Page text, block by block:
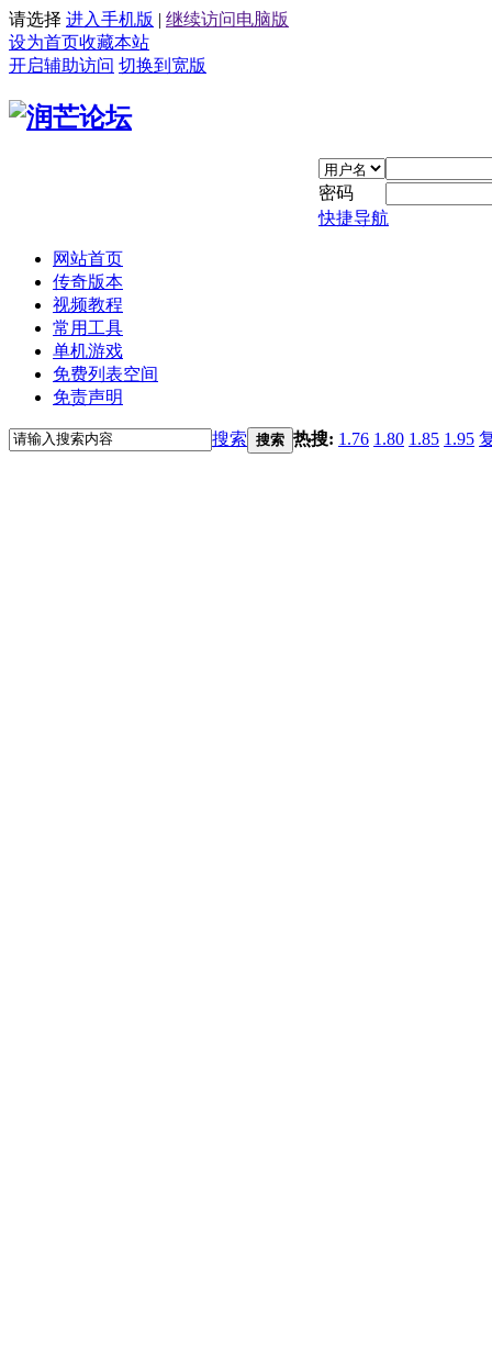
请选择 进入手机版 | 继续访问电脑版
设为首页收藏本站
开启辅助访问 切换到宽版
密码
快捷导航
网站首页
传奇版本
视频教程
常用工具
单机游戏
免费列表空间
免责声明
搜索 搜索 热搜: 1.76 1.80 1.85 1.95